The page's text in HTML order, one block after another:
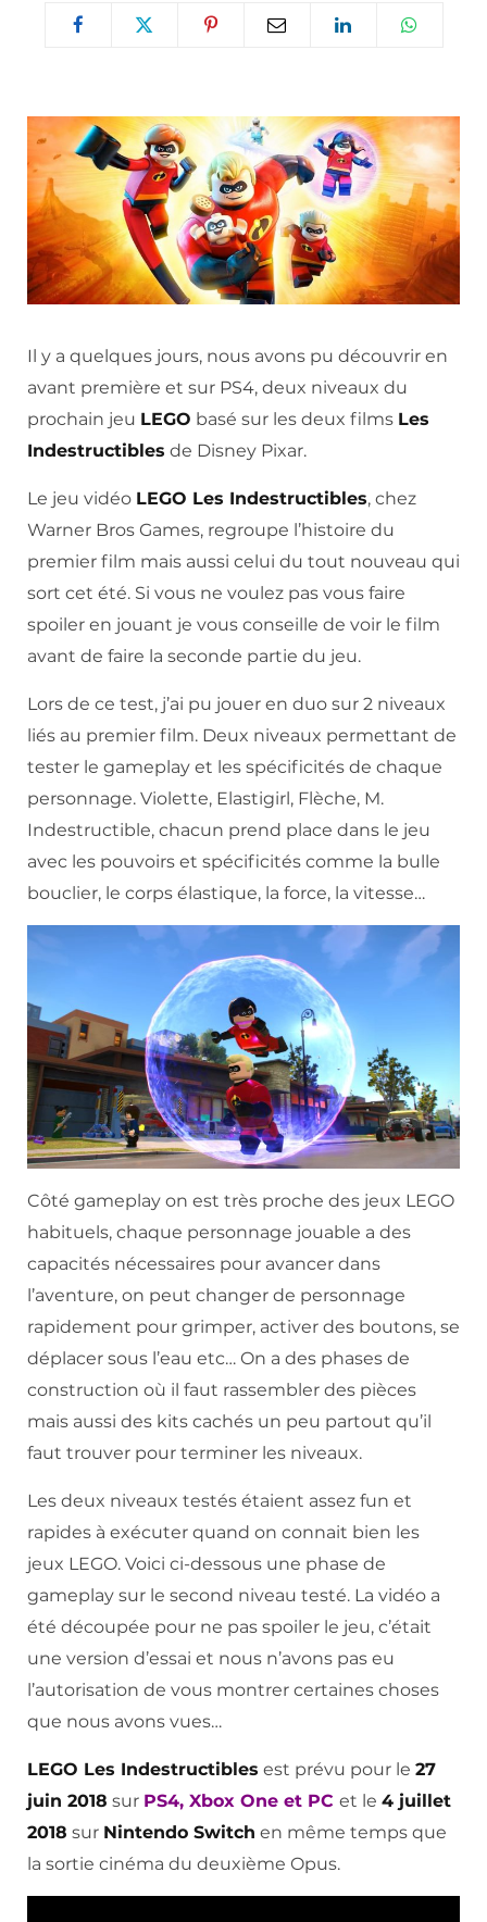
Il y a quelques jours, nous avons pu découvrir en
avant première et sur PS4, deux niveaux du
prochain jeu LEGO basé sur les deux films Les
Indestructibles de Disney Pixar.
Le jeu vidéo LEGO Les Indestructibles, chez
Warner Bros Games, regroupe l’histoire du
premier film mais aussi celui du tout nouveau qui
sort cet été. Si vous ne voulez pas vous faire
spoiler en jouant je vous conseille de voir le film
avant de faire la seconde partie du jeu.
Lors de ce test, j’ai pu jouer en duo sur 2 niveaux
liés au premier film. Deux niveaux permettant de
tester le gameplay et les spécificités de chaque
personnage. Violette, Elastigirl, Flèche, M.
Indestructible, chacun prend place dans le jeu
avec les pouvoirs et spécificités comme la bulle
bouclier, le corps élastique, la force, la vitesse…
Côté gameplay on est très proche des jeux LEGO
habituels, chaque personnage jouable a des
capacités nécessaires pour avancer dans
l’aventure, on peut changer de personnage
rapidement pour grimper, activer des boutons, se
déplacer sous l’eau etc… On a des phases de
construction où il faut rassembler des pièces
mais aussi des kits cachés un peu partout qu’il
faut trouver pour terminer les niveaux.
Les deux niveaux testés étaient assez fun et
rapides à exécuter quand on connait bien les
jeux LEGO. Voici ci-dessous une phase de
gameplay sur le second niveau testé. La vidéo a
été découpée pour ne pas spoiler le jeu, c’était
une version d’essai et nous n’avons pas eu
l’autorisation de vous montrer certaines choses
que nous avons vues…
LEGO Les Indestructibles est prévu pour le 27
juin 2018 sur PS4, Xbox One et PC et le 4 juillet
2018 sur Nintendo Switch en même temps que
la sortie cinéma du deuxième Opus.